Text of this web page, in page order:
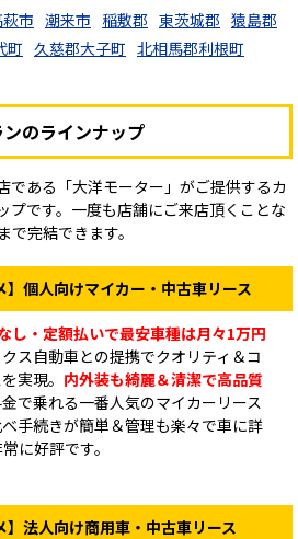
萩市 潮来市 稲敷郡 東茨城郡 猿島郡
町 久慈郡大子町 北相馬郡利根町
のラインナップ
である「大洋モーター」がご提供するカ
プです。一度も店舗にご来店頂くことな
で完結できます。
】個人向けマイカー・中古車リース
し・定額払いで最安車種は月々1万円
ス自動車との提携でクオリティ＆コ
実現。 内外装も綺麗＆清潔で高品質
で乗れる一番人気のマイカーリース
手続きが簡単＆管理も楽々で車に詳
に好評です。
】法人向け商用車・中古車リース